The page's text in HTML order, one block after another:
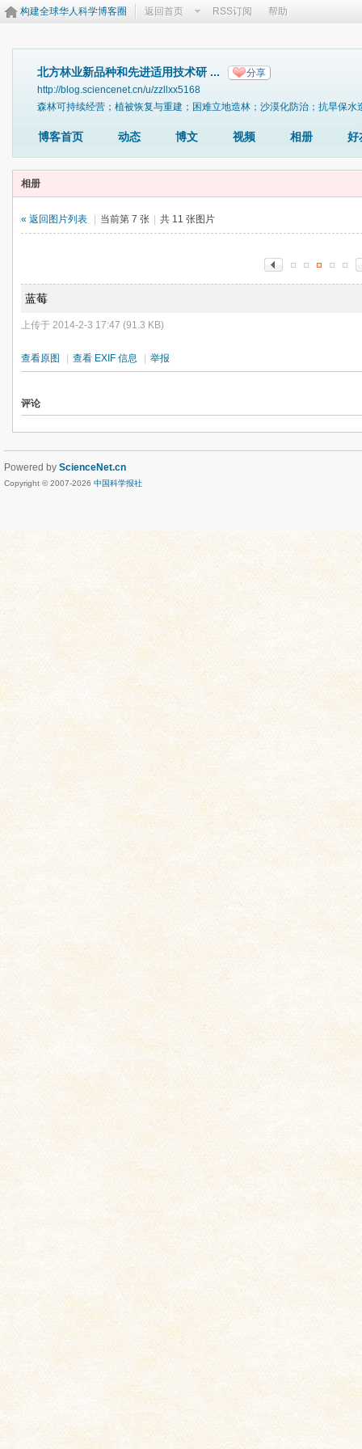
构建全球华人科学博客圈 返回首页 RSS订阅 帮助
北方林业新品种和先进适用技术研 ... 分享
http://blog.sciencenet.cn/u/zzllxx5168
森林可持续经营；植被恢复与重建；困难立地造林；沙漠化防治；抗旱保
博客首页 动态 博文 视频 相册 好
相册
« 返回图片列表 当前第 7 张 共 11 张图片
蓝莓
上传于 2014-2-3 17:47 (91.3 KB)
查看原图 查看 EXIF 信息 举报
评论
Powered by ScienceNet.cn
Copyright © 2007-2026 中国科学报社